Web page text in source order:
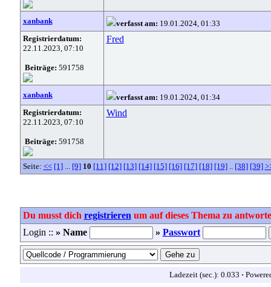
xanbank verfasst am: 19.01.2024, 01:33
Registrierdatum:
22.11.2023, 07:10
Beiträge: 591758
Fred
xanbank verfasst am: 19.01.2024, 01:34
Registrierdatum:
22.11.2023, 07:10
Beiträge: 591758
Wind
Seite: << [1]... [9] 10 [11] [12] [13] [14] [15] [16] [17] [18] [19].. [38] [39]
Du musst dich registrieren um auf dieses Thema zu
Login :: » Name » Passwort
Ladezeit (sec.): 0.033 ·